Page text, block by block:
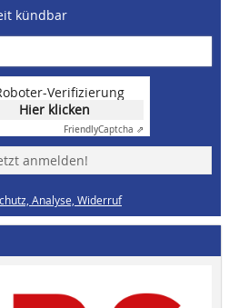
kündbar
Verifizierung
Hier klicken
FriendlyCaptcha ⇗
anmelden!
Analyse, Widerruf